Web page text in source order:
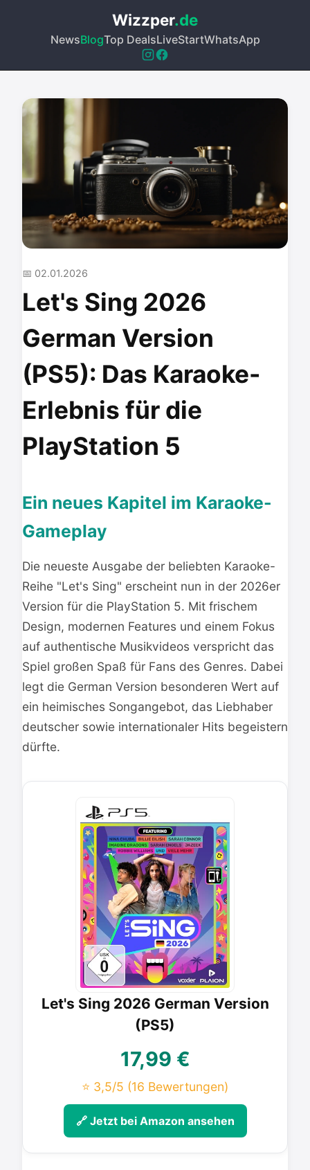
Wizzper.de
NewsBlogTop DealsLiveStartWhatsApp
📅 02.01.2026
Let's Sing 2026
German Version
(PS5): Das Karaoke-
Erlebnis für die
PlayStation 5
Ein neues Kapitel im Karaoke-
Gameplay
Die neueste Ausgabe der beliebten Karaoke-
Reihe "Let's Sing" erscheint nun in der 2026er
Version für die PlayStation 5. Mit frischem
Design, modernen Features und einem Fokus
auf authentische Musikvideos verspricht das
Spiel großen Spaß für Fans des Genres. Dabei
legt die German Version besonderen Wert auf
ein heimisches Songangebot, das Liebhaber
deutscher sowie internationaler Hits begeistern
dürfte.
Let's Sing 2026 German Version
(PS5)
17,99 €
⭐ 3,5/5 (16 Bewertungen)
🔗 Jetzt bei Amazon ansehen